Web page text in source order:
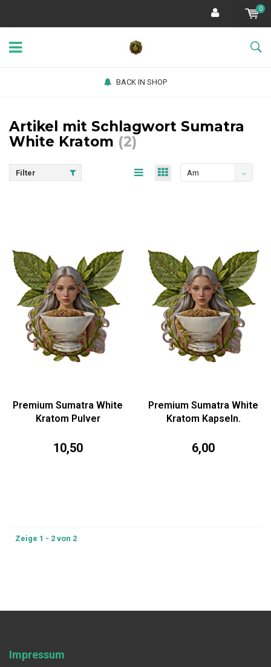
0
BACK IN SHOP
Artikel mit Schlagwort Sumatra
White Kratom (2)
Filter
Am
Premium Sumatra White
Kratom Pulver
10,50
Premium Sumatra White
Kratom Kapseln.
6,00
Zeige 1 - 2 von 2
Impressum